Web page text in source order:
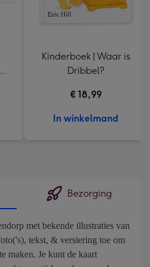
Kinderboek | Waar is
Dribbel?
€ 18,99
In winkelmand
Bezorging
met bekende illustraties van
tekst, & versiering toe om
maken. Je kunt de kaart